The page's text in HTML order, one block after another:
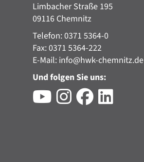
Limbacher Straße 195
09116 Chemnitz
Telefon: 0371 5364-0
Fax: 0371 5364-222
E-Mail: info@hwk-chemnitz.de
Und folgen Sie uns: